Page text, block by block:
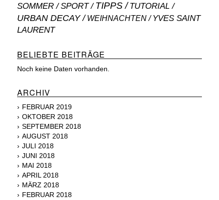
SOMMER SPORT TIPPS TUTORIAL
URBAN DECAY WEIHNACHTEN
YVES SAINT
LAURENT
BELIEBTE BEITRÄGE
Noch keine Daten vorhanden.
ARCHIV
FEBRUAR 2019
OKTOBER 2018
SEPTEMBER 2018
AUGUST 2018
JULI 2018
JUNI 2018
MAI 2018
APRIL 2018
MÄRZ 2018
FEBRUAR 2018